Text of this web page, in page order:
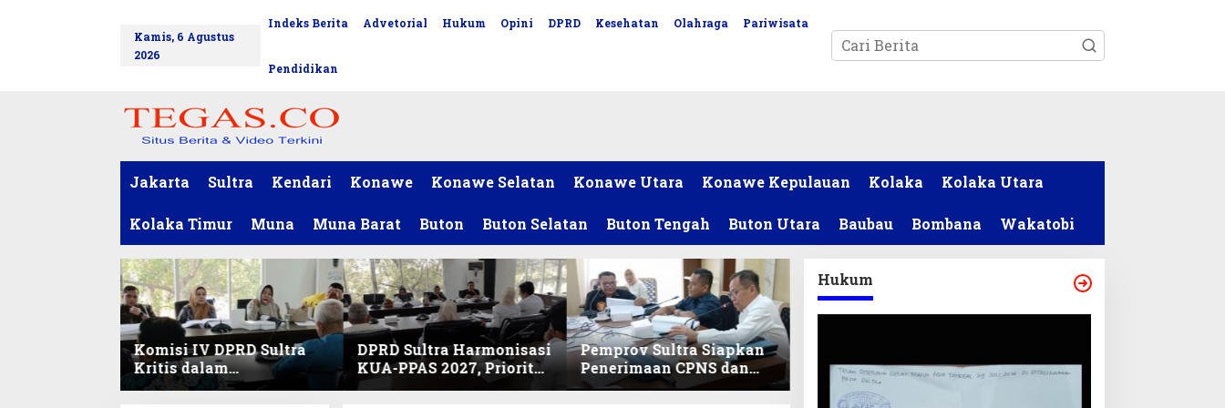
Kamis, 6 Agustus
2026
Indeks Berita Advetorial Hukum Opini DPRD Kesehatan Olahraga Pariwisata
Pendidikan
Jakarta Sultra Kendari Konawe Konawe Selatan Konawe Utara Konawe Kepulauan Kolaka Kolaka Utara
Kolaka Timur Muna Muna Barat Buton Buton Selatan Buton Tengah Buton Utara Baubau Bombana Wakatobi
Komisi IV DPRD Sultra
Kritis dalam
Harmonisasi KUA-PPAS
DPRD Sultra Harmonisasi
KUA-PPAS 2027, Prioritas
Pendidikan, Kebudayaan,
Pemprov Sultra Siapkan
Penerimaan CPNS dan
PPPK 2027, DPRD Sultra
Hukum